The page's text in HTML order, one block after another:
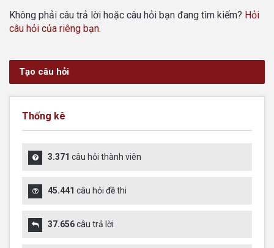
Không phải câu trả lời hoặc câu hỏi bạn đang tìm kiếm? Hỏi
câu hỏi của riêng bạn.
Tạo câu hỏi
Thống kê
3.371 câu hỏi thành viên
45.441 câu hỏi đề thi
37.656câu trả lời